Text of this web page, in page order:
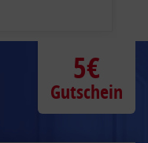
5€
Gutschein